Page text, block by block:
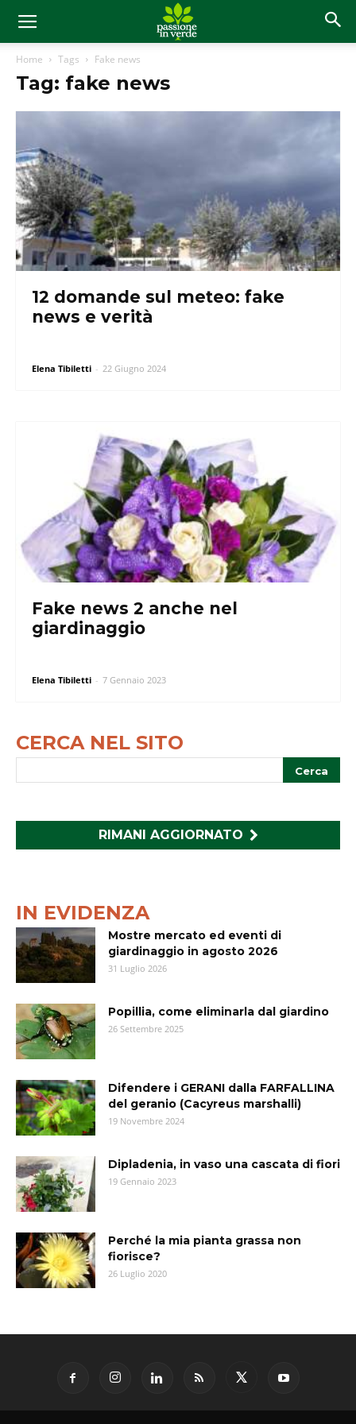
Home Tags Fake news
Tag: fake news
12 domande sul meteo: fake
news e verità
Elena Tibiletti - 22 Giugno 2024
Fake news 2 anche nel
giardinaggio
Elena Tibiletti - 7 Gennaio 2023
CERCA NEL SITO
RIMANI AGGIORNATO
IN EVIDENZA
Mostre mercato ed eventi di
giardinaggio in agosto 2026
31 Luglio 2026
Popillia, come eliminarla dal giardino
26 Settembre 2025
Difendere i GERANI dalla FARFALLINA
del geranio (Cacyreus marshalli)
19 Novembre 2024
Dipladenia, in vaso una cascata di fiori
19 Gennaio 2023
Perché la mia pianta grassa non
fiorisce?
26 Luglio 2020